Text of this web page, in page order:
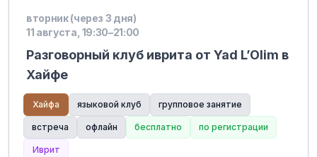
вторник (через 3 дня)
11 августа, 19:30–21:00
Разговорный клуб иврита от Yad L’Olim в
Хайфе
Хайфа языковой клуб групповое занятие
встреча офлайн бесплатно по регистрации
Иврит